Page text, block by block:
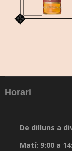
Horari
De dilluns a
Matí: 9:00 a